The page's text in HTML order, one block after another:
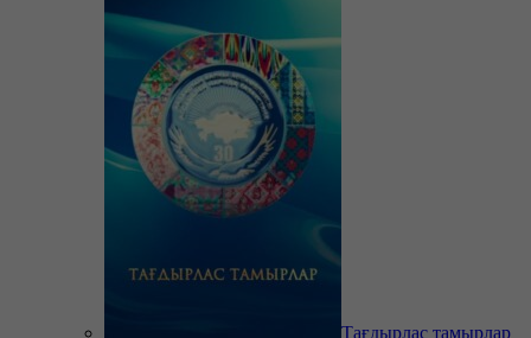
Тағдырлас тамырлар